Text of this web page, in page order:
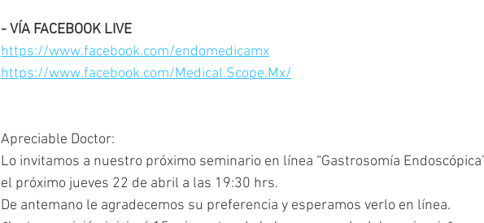
- VÍA FACEBOOK LIVE
https://www.facebook.com/endomedicamx
https://www.facebook.com/Medical.Scope.Mx/
Apreciable Doctor:
Lo invitamos a nuestro próximo seminario en línea “Gastrosomía
el próximo jueves 22 de abril a las 19:30 hrs.
De antemano le agradecemos su preferencia y esperamos verlo en línea.